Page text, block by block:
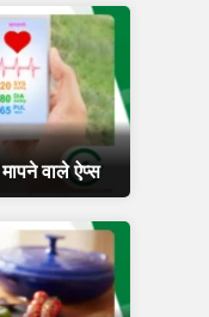
वाले ऐप्स